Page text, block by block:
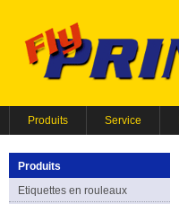
Produits Service
Produits
Etiquettes en rouleaux